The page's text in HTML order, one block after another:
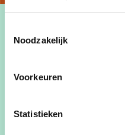
Noodzakelijk
Voorkeuren
Statistieken
Lili Stevens is eerste